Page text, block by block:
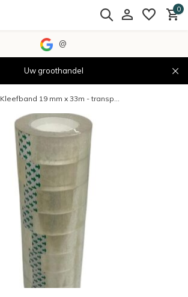
0
@
Uw groothandel
Kleefband 19 mm x 33m - transp...